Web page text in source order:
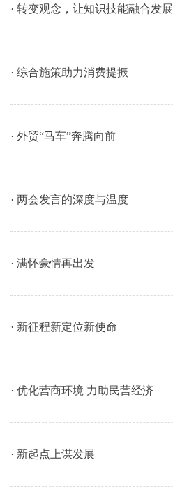
· 转变观念，让知识技能融合发展
· 综合施策助力消费提振
· 外贸“马车”奔腾向前
· 两会发言的深度与温度
· 满怀豪情再出发
· 新征程新定位新使命
· 优化营商环境 力助民营经济
· 新起点上谋发展